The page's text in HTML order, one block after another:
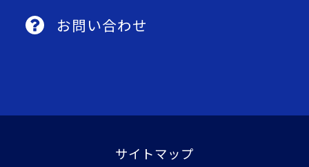
お問い合わせ
サイトマップ